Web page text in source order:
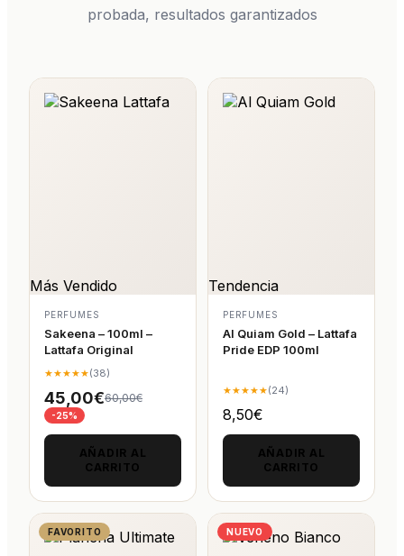
probada, resultados garantizados
Más Vendido
PERFUMES
Sakeena – 100ml –
Lattafa Original
★★★★★(38)
45,00€60,00€
-25%
AÑADIR AL
CARRITO
Tendencia
PERFUMES
Al Quiam Gold – Lattafa
Pride EDP 100ml
★★★★★(24)
8,50€
AÑADIR AL
CARRITO
FAVORITO NUEVO